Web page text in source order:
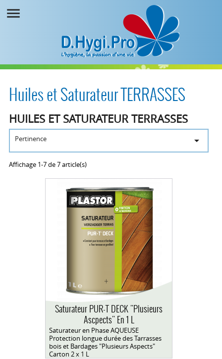

Huiles et Saturateur TERRASSES
HUILES ET SATURATEUR TERRASSES
Pertinence 
Affichage 1-7 de 7 article(s)
Saturateur PUR-T DECK "Plusieurs
Ascpects" En 1 L
Saturateur en Phase AQUEUSE
Protection longue durée des Tarrasses
bois et Bardages "Plusieurs Aspects"
Carton 2 x 1 L